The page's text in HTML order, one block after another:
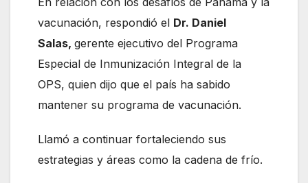
vacunación, respondió el Dr. Daniel
Salas, gerente ejecutivo del Programa
Especial de Inmunización Integral de la
OPS, quien dijo que el país ha sabido
mantener su programa de vacunación.
Llamó a continuar fortaleciendo sus
estrategias y áreas como la cadena de frío.